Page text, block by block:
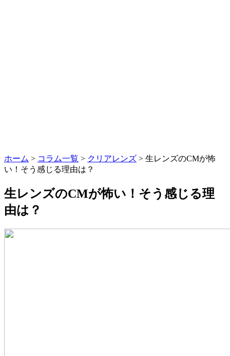
ホーム > コラム一覧 > クリアレンズ > 生レンズのCMが怖
い！そう感じる理由は？
生レンズのCMが怖い！そう感じる理
由は？